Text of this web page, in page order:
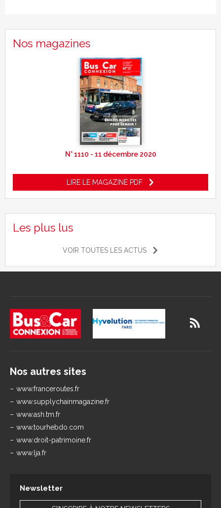
Nos magazines
N° 1110 - 11 décembre 2020
LIRE LE MAGAZINE PDF
Les plus lus
VOIR TOUTES LES ACTUS
Nos autres sites
www.franceroutes.fr
www.supplychainmagazine.fr
www.ash.tm.fr
www.tourhebdo.com
www.droit-patrimoine.fr
www.lja.fr
Newsletter